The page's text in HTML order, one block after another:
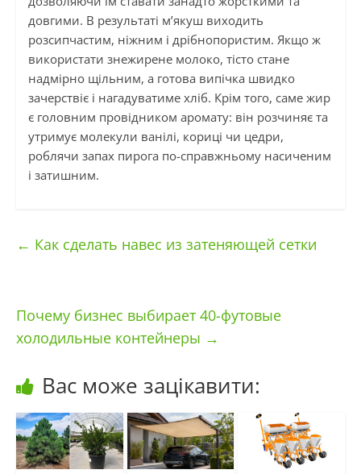
довгими. В результаті м’якуш виходить
розсипчастим, ніжним і дрібнопористим. Якщо ж
використати знежирене молоко, тісто стане
надмірно щільним, а готова випічка швидко
зачерствіє і нагадуватиме хліб. Крім того, саме жир
є головним провідником аромату: він розчиняє та
утримує молекули ванілі, кориці чи цедри,
роблячи запах пирога по-справжньому насиченим
і затишним.
← Как сделать навес из затеняющей сетки
Почему бизнес выбирает 40-футовые
холодильные контейнеры →
Вас може зацікавити: